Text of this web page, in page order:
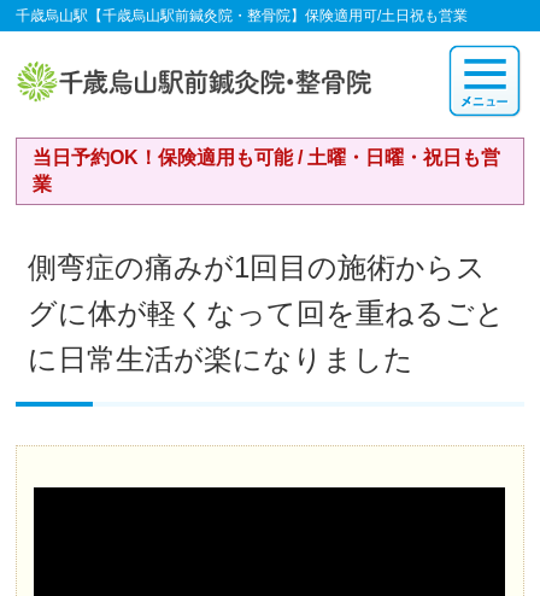
千歳烏山駅【千歳烏山駅前鍼灸院・整骨院】保険適用可/土日祝も営業
当日予約OK！保険適用も可能 / 土曜・日曜・祝日も営
業
側弯症の痛みが1回目の施術からス
グに体が軽くなって回を重ねるごと
に日常生活が楽になりました